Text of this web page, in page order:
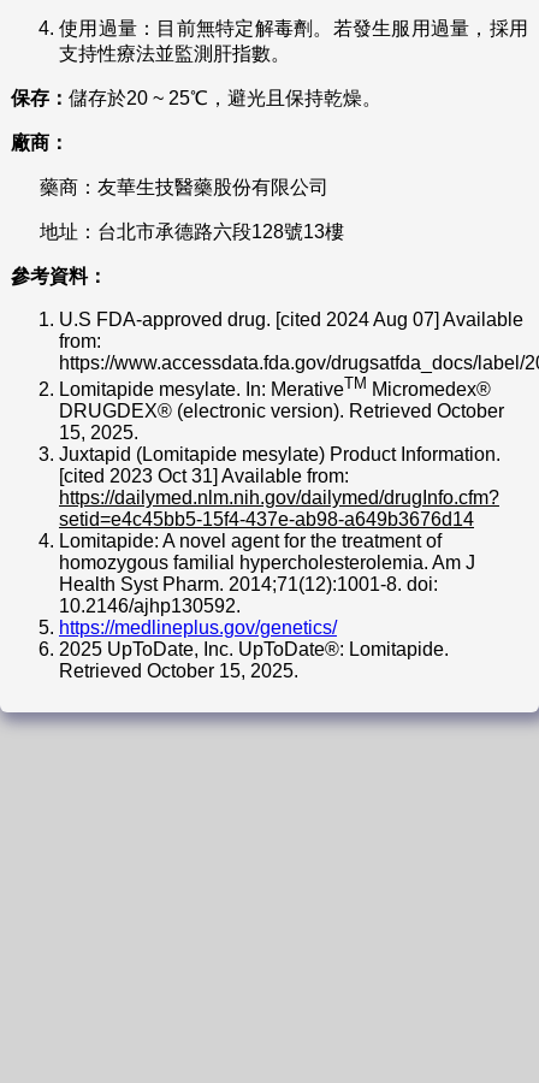
使用過量：目前無特定解毒劑。若發生服用過量，採用
支持性療法並監測肝指數。
保存： 儲存於20 ~ 25℃，避光且保持乾燥。
廠商：
藥商：友華生技醫藥股份有限公司
地址：台北市承德路六段128號13樓
參考資料：
U.S FDA-approved drug. [cited 2024 Aug 07] Available
from:
https://www.accessdata.fda.gov/drugsatfda_docs/label/
Lomitapide mesylate. In: MerativeTM Micromedex®
DRUGDEX® (electronic version). Retrieved October
15, 2025.
Juxtapid (Lomitapide mesylate) Product Information.
[cited 2023 Oct 31] Available from:
https://dailymed.nlm.nih.gov/dailymed/drugInfo.cfm?
setid=e4c45bb5-15f4-437e-ab98-a649b3676d14
Lomitapide: A novel agent for the treatment of
homozygous familial hypercholesterolemia. Am J
Health Syst Pharm. 2014;71(12):1001-8. doi:
10.2146/ajhp130592.
https://medlineplus.gov/genetics/
2025 UpToDate, Inc. UpToDate®: Lomitapide.
Retrieved October 15, 2025.